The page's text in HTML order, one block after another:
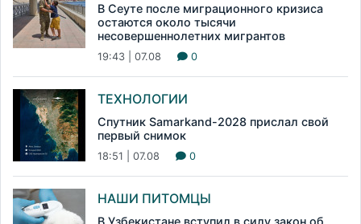
В Сеуте после миграционного кризиса
остаются около тысячи
несовершеннолетних мигрантов
19:43 | 07.08 0
ТЕХНОЛОГИИ
Спутник Samarkand-2028 прислал свой
первый снимок
18:51 | 07.08 0
НАШИ ПИТОМЦЫ
В Узбекистане вступил в силу закон об